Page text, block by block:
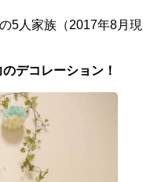
5人家族（2017年8月現
デコレーション！